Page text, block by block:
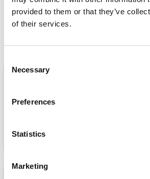
provided to them or that they’ve
of their services.
Selection
Necessary
Preferences
Statistics
Marketing
HandPan